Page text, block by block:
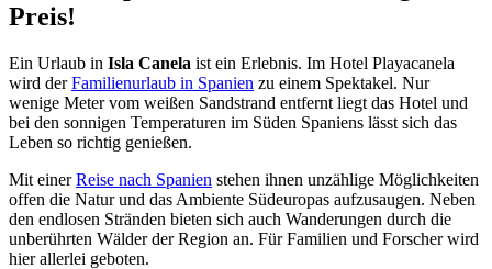
Preis!
Ein Urlaub in Isla Canela ist ein Erlebnis. Im Hotel Playacanela
wird derFamilienurlaub in Spanien zu einem Spektakel. Nur
wenige Meter vom weißen Sandstrand entfernt liegt das Hotel und
bei den sonnigen Temperaturen im Süden Spaniens lässt sich das
Leben so richtig genießen.
Mit einerReise nach Spanien stehen ihnen unzählige Möglichkeiten
offen die Natur und das Ambiente Südeuropas aufzusaugen. Neben
den endlosen Stränden bieten sich auch Wanderungen durch die
unberührten Wälder der Region an. Für Familien und Forscher wird
hier allerlei geboten.